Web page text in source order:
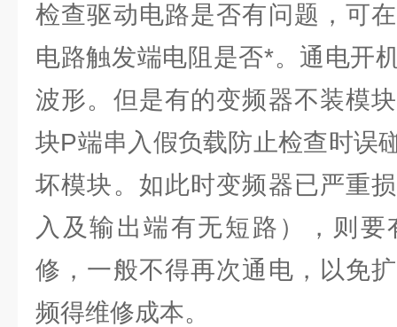
检查驱动电路是否有问题，可
电路触发端电阻是否*。通电开
波形。但是有的变频器不装模
块P端串入假负载防止检查时误
坏模块。如此时变频器已严重
入及输出端有无短路），则
修，一般不得再次通电，以免
频得维修成本。